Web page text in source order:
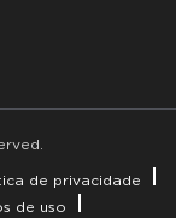
de privacidade
de uso